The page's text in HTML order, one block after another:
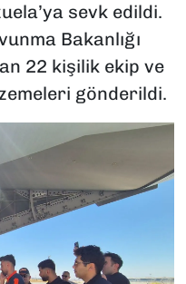
sevk edildi.
Bakanlığı
22 kişilik ekip ve
gönderildi.